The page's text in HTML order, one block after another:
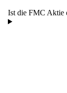
Ist die FMC Aktie